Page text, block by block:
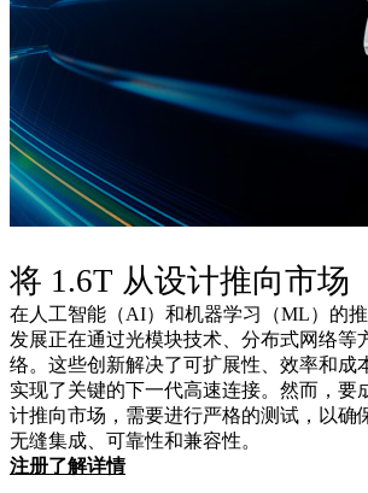
将 1.6T 从设计推向市场
在人工智能（AI）和机器学习（ML）的
发展正在通过光模块技术、分布式网络等
络。这些创新解决了可扩展性、效率和成
实现了关键的下一代高速连接。然而，要
计推向市场，需要进行严格的测试，以确
无缝集成、可靠性和兼容性。
注册了解详情